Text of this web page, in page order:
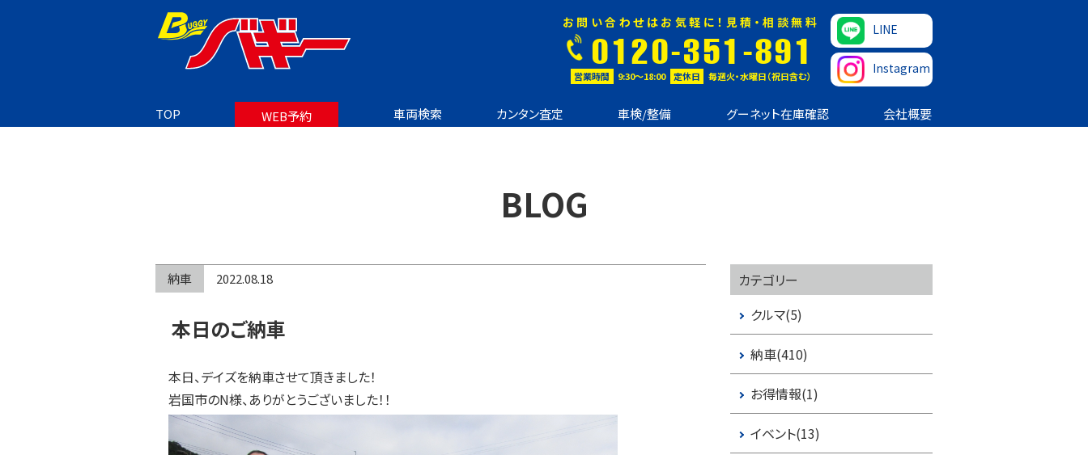
お問い合わせはお気軽に！見積・相談無料
0120-351-891
営業時間 9:30〜18:00 定休日 毎週火・水曜日（祝日含む）
TOP WEB予約 車両検索 カンタン査定 車検/整備 グーネット在庫確認 会社概要
LINE
Instagram
本日のご納車
BLOG
納車 2022.08.18
本日のご納車
本日、デイズを納車させて頂きました！
岩国市のN様、ありがとうございました！！
カテゴリー
クルマ(5)
納車(410)
お得情報(1)
イベント(13)